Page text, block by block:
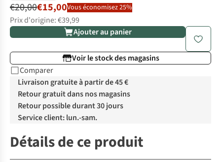
€20,00€15,00Vous économisez 25%
Prix d'origine: €39,99
Ajouter au panier
Voir le stock des magasins
Comparer
Livraison gratuite à partir de 45 €
Retour gratuit dans nos magasins
Retour possible durant 30 jours
Service client: lun.-sam.
Détails de ce produit